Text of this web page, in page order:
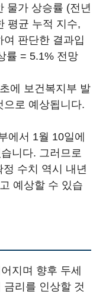
물가 상승률 (전년
평균 누적 지수,
판단한 결과입
률 = 5.1% 전망
에 보건복지부 발
으로 예상됩니다.
에서 1월 10일에
니다. 그러므로
수치 역시 내년
예상할 수 있습
지며 향후 두세
리를 인상할 것